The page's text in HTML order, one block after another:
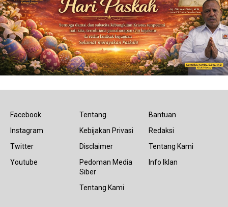
Facebook
Instagram
Twitter
Youtube
Tentang
Kebijakan Privasi
Disclaimer
Pedoman Media
Siber
Tentang Kami
Bantuan
Redaksi
Tentang Kami
Info Iklan